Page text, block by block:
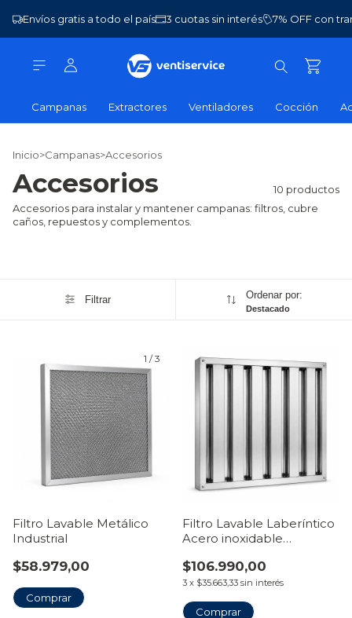
Envíos gratis a todo el país 3 cuotas sin interés 7% OFF con
Campanas Extractores Ventiladores Cocción
Inicio>Campanas>Accesorios
Accesorios
10 productos
Accesorios para instalar y mantener campanas: filtros, cubre
caños, repuestos y complementos.
Filtrar Ordenar por:
Destacado
1 /3
Filtro Lavable Metálico
Industrial
$58.979,00
Filtro Lavable Laberíntico
Acero inoxidable
$106.990,00
3 x $35.663,33 sin interés